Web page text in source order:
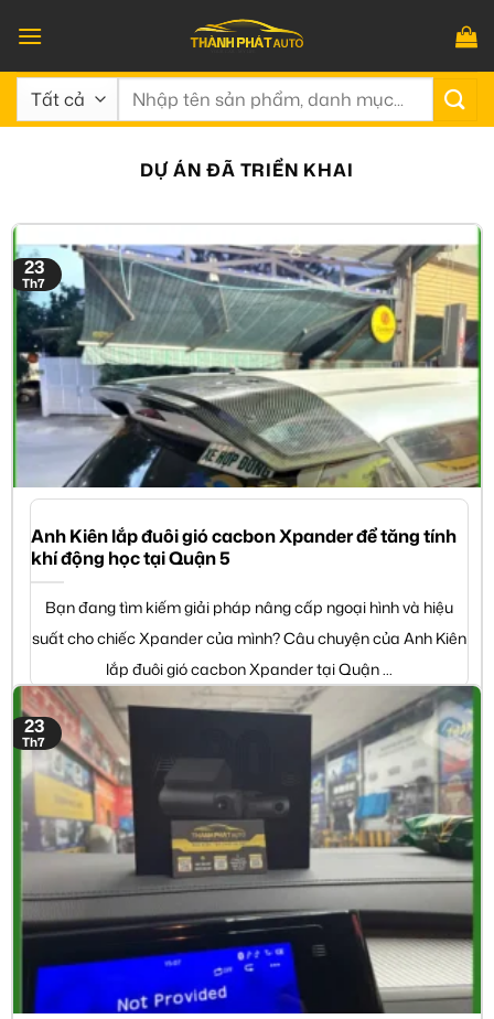
qua
nội
dung
Tìm
DỰ ÁN ĐÃ TRIỂN KHAI
Anh Kiên lắp đuôi gió cacbon Xpander để tăng tính
khí động học tại Quận 5
Bạn đang tìm kiếm giải pháp nâng cấp ngoại hình và hiệu
suất cho chiếc Xpander của mình? Câu chuyện của Anh Kiên
lắp đuôi gió cacbon Xpander tại Quận ...
23
Th7
23
Th7